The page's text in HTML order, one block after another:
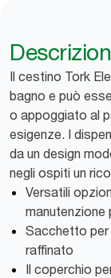
Il cestino Tork
bagno e può
o appoggiato al
esigenze. I
da un design
negli ospiti un
Versatili
manutenzione
Sacchetto per
raffinato
Il coperchio